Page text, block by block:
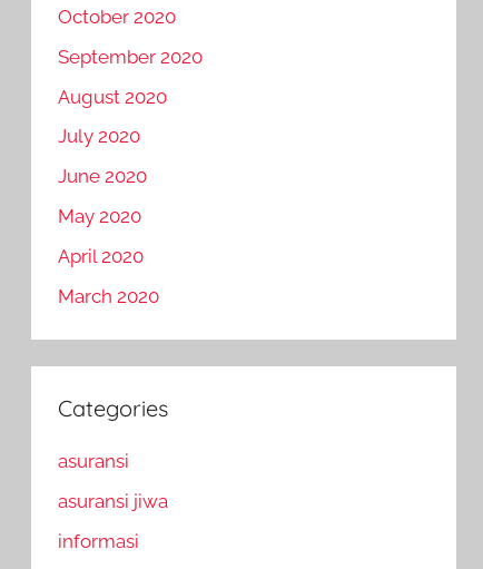
October 2020
September 2020
August 2020
July 2020
June 2020
May 2020
April 2020
March 2020
Categories
asuransi
asuransi jiwa
informasi